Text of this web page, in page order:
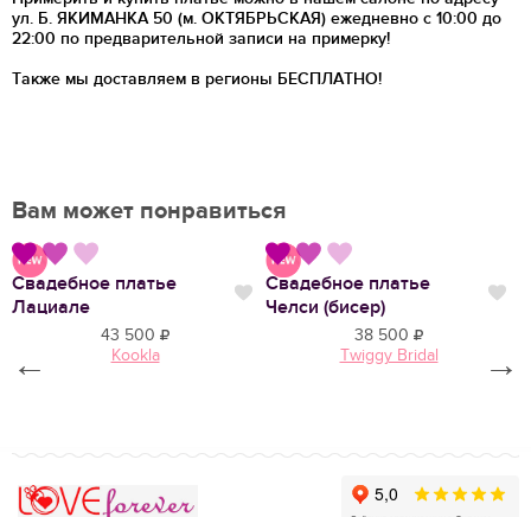
ул. Б. ЯКИМАНКА 50 (м. ОКТЯБРЬСКАЯ) ежедневно с 10:00 до
22:00 по предварительной записи на примерку!
Также мы доставляем в регионы БЕСПЛАТНО!
Вам может понравиться
Нравится
Свадебное платье
Лациале
Нравится
43 500
Kookla
Свадебное платье
Челси (бисер)
38 500
Twiggy Bridal
← →